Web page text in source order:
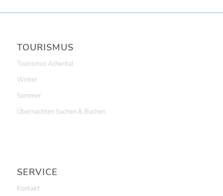
TOURISMUS
Tourismus Achental
Winter
Sommer
Übernachten Suchen & Buchen
SERVICE
Kontakt